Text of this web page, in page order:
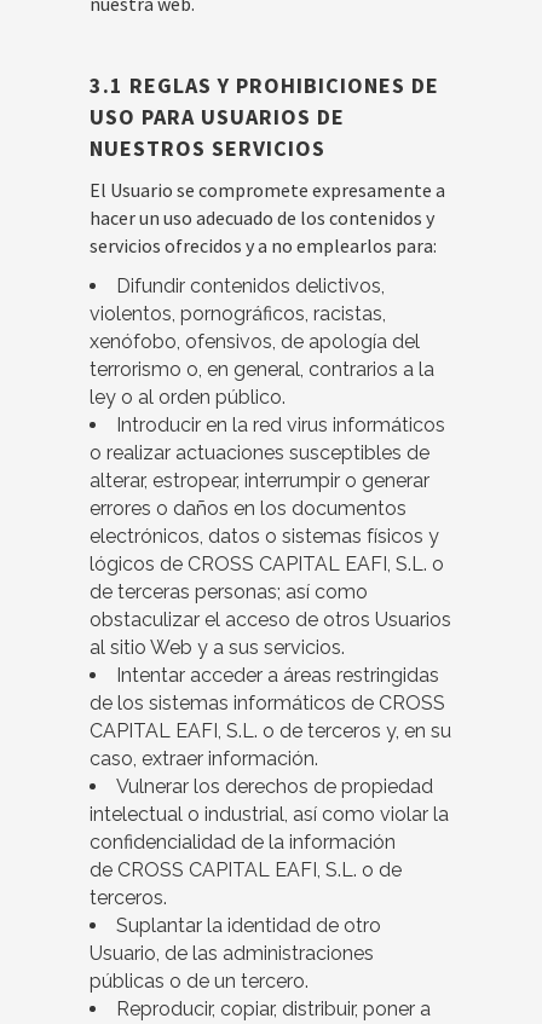
3.1 REGLAS Y PROHIBICIONES DE
USO PARA USUARIOS DE
NUESTROS SERVICIOS
El Usuario se compromete expresamente a
hacer un uso adecuado de los contenidos y
servicios ofrecidos y a no emplearlos para:
Difundir contenidos delictivos,
violentos, pornográficos, racistas,
xenófobo, ofensivos, de apología del
terrorismo o, en general, contrarios a la
ley o al orden público.
Introducir en la red virus informáticos
o realizar actuaciones susceptibles de
alterar, estropear, interrumpir o generar
errores o daños en los documentos
electrónicos, datos o sistemas físicos y
lógicos de CROSS CAPITAL EAFI, S.L. o
de terceras personas; así como
obstaculizar el acceso de otros Usuarios
al sitio Web y a sus servicios.
Intentar acceder a áreas restringidas
de los sistemas informáticos de CROSS
CAPITAL EAFI, S.L. o de terceros y, en su
caso, extraer información.
Vulnerar los derechos de propiedad
intelectual o industrial, así como violar la
confidencialidad de la información
de CROSS CAPITAL EAFI, S.L. o de
terceros.
Suplantar la identidad de otro
Usuario, de las administraciones
públicas o de un tercero.
Reproducir, copiar, distribuir, poner a